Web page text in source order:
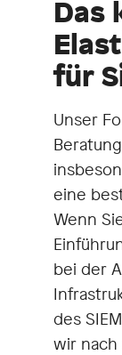
Das
für
Unser
eine
Wenn
bei der
des
wir nach